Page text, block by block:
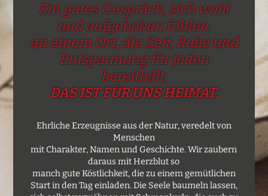
Ein gutes Gespräch, sich wohl
und aufgehoben fühlen,
an einem Ort, die Zeit, Ruhe und
Entspannung für jeden
bereithält,
DAS IST FÜR UNS HEIMAT.
Ehrliche Erzeugnisse aus der Natur, veredelt von
Menschen
mit Charakter, Namen und Geschichte. Wir zaubern
daraus mit Herzblut so
manch gute Köstlichkeit, die zu einem gemütlichen
Start in den Tag einladen. Die Seele baumeln lassen,